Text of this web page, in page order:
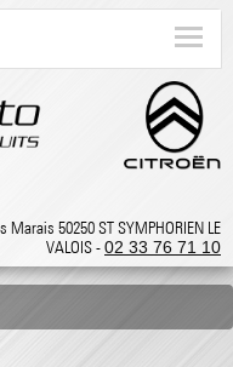
Marais 50250 ST SYMPHORIEN LE
VALOIS -02 33 76 71 10